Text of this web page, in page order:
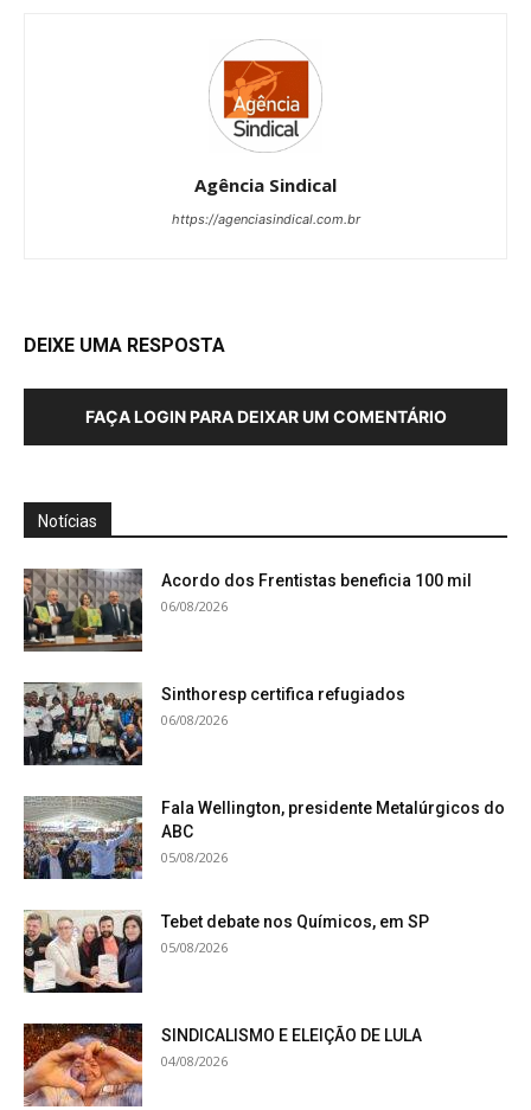
Agência Sindical
https://agenciasindical.com.br
DEIXE UMA RESPOSTA
FAÇA LOGIN PARA DEIXAR UM COMENTÁRIO
Notícias
Acordo dos Frentistas beneficia 100 mil
06/08/2026
Sinthoresp certifica refugiados
06/08/2026
Fala Wellington, presidente Metalúrgicos do
ABC
05/08/2026
Tebet debate nos Químicos, em SP
05/08/2026
SINDICALISMO E ELEIÇÃO DE LULA
04/08/2026